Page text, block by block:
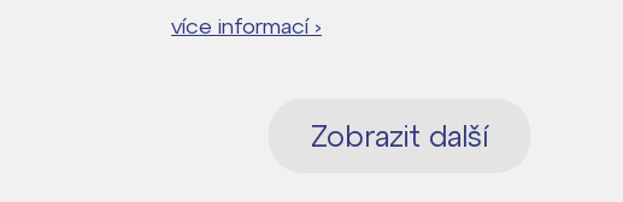
více informací ›
Zobrazit další